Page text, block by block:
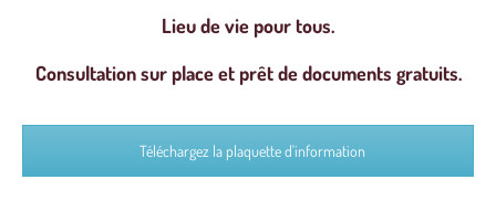
Lieu de vie pour tous.
Consultation sur place et prêt de documents gratuits.
Téléchargez la plaquette d'information